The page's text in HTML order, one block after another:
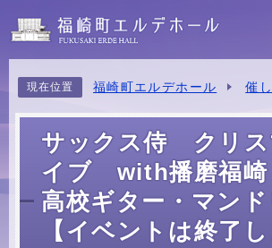
現在位置 福崎町エルデホール 催
サックス侍 クリス
イブ with播磨福崎
高校ギター・マン
【イベントは終了